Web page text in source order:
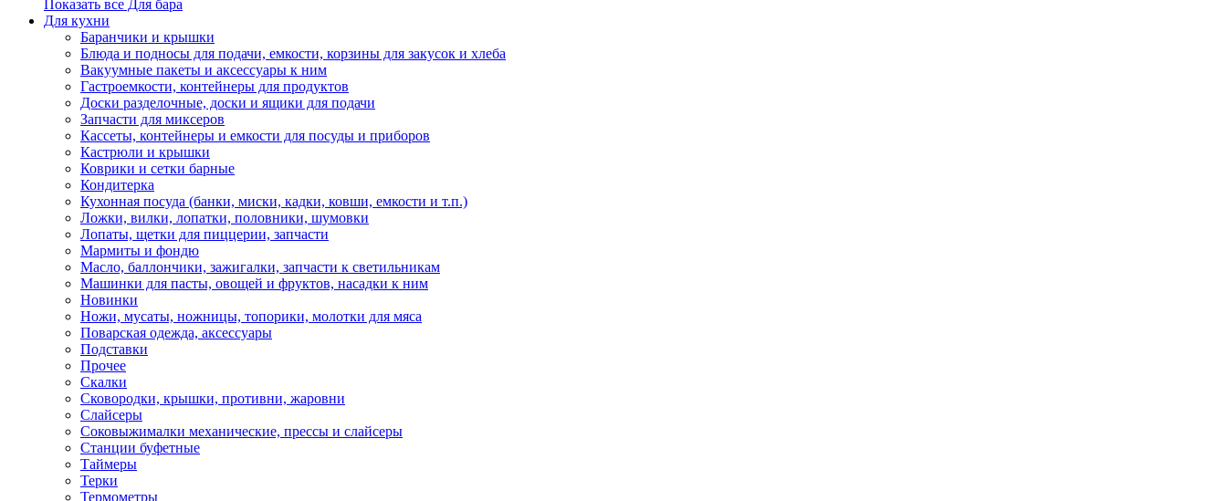
Показать все Для бара
Для кухни
Баранчики и крышки
Блюда и подносы для подачи, емкости, корзины для закусок и хлеба
Вакуумные пакеты и аксессуары к ним
Гастроемкости, контейнеры для продуктов
Доски разделочные, доски и ящики для подачи
Запчасти для миксеров
Кассеты, контейнеры и емкости для посуды и приборов
Кастрюли и крышки
Коврики и сетки барные
Кондитерка
Кухонная посуда (банки, миски, кадки, ковши, емкости и т.п.)
Ложки, вилки, лопатки, половники, шумовки
Лопаты, щетки для пиццерии, запчасти
Мармиты и фондю
Масло, баллончики, зажигалки, запчасти к светильникам
Машинки для пасты, овощей и фруктов, насадки к ним
Новинки
Ножи, мусаты, ножницы, топорики, молотки для мяса
Поварская одежда, аксессуары
Подставки
Прочее
Скалки
Сковородки, крышки, противни, жаровни
Слайсеры
Соковыжималки механические, прессы и слайсеры
Станции буфетные
Таймеры
Терки
Термометры